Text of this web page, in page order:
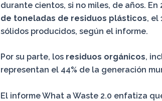
durante cientos, si no miles, de años. En
de toneladas de residuos plásticos, el
sólidos producidos, según el informe.
Por su parte, los residuos orgánicos,
representan el 44% de la generación
El informe What a Waste 2.0 enfatiza